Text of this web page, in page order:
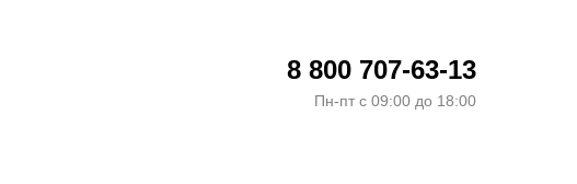
8 800 707-63-13
Пн-пт с 09:00 до 18:00